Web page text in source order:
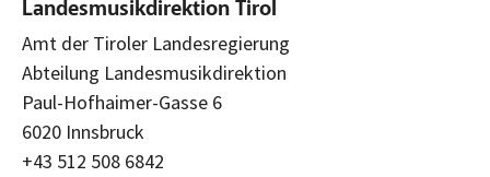
Landesmusikdirektion Tirol
Amt der Tiroler Landesregierung
Abteilung Landesmusikdirektion
Paul-Hofhaimer-Gasse 6
6020 Innsbruck
+43 512 508 6842